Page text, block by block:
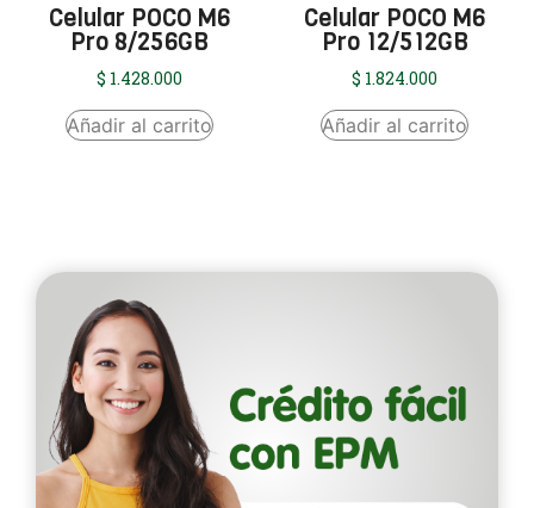
Celular POCO M6
Pro 8/256GB
$ 1.428.000
Añadir al carrito
Celular POCO M6
Pro 12/512GB
$ 1.824.000
Añadir al carrito